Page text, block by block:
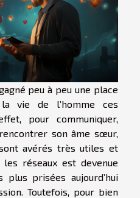
peu à peu une place
vie de l’homme ces
pour communiquer,
son âme sœur,
avérés très utiles et
réseaux est devenue
plus prisées aujourd’hui
Toutefois, pour bien